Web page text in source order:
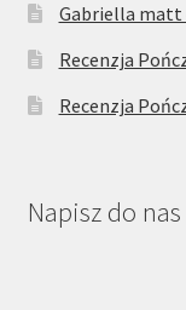
Gabriella matt
Recenzja
Recenzja
Napisz do nas